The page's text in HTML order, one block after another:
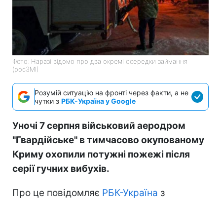
Фото: Наразі відомо про два окремі осередки займання
(росЗМІ)
Розумій ситуацію на фронті через факти, а не
чутки з РБК-Україна у Google
Уночі 7 серпня військовий аеродром
"Гвардійське" в тимчасово окупованому
Криму охопили потужні пожежі після
серії гучних вибухів.
Про це повідомляє РБК-Україна з